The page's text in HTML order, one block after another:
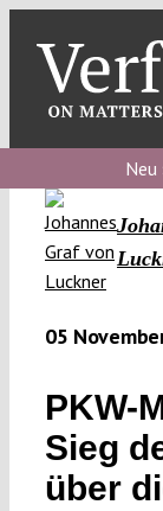
content
Neu
05
PKW-
Sieg
über